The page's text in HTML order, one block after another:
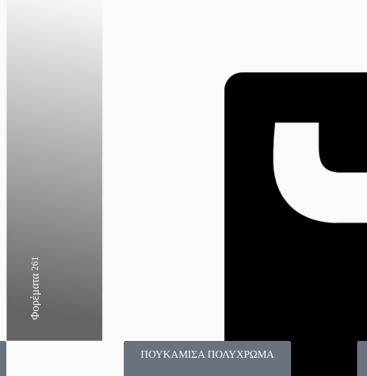
Φορέματα
261
ΠΟΥΚΑΜΙΣΑ ΠΟΛΥΧΡΩΜΑ